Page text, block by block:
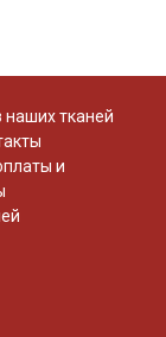
наших тканей
и